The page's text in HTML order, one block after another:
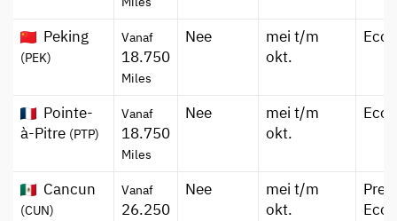
Peking
(PEK)
Vanaf
18.750
Miles
Nee
mei t/m
okt.
Pointe-
à-Pitre (PTP)
Vanaf
18.750
Miles
Nee
mei t/m
okt.
Cancun
(CUN)
Vanaf
26.250
Nee
mei t/m
okt.
Eco.